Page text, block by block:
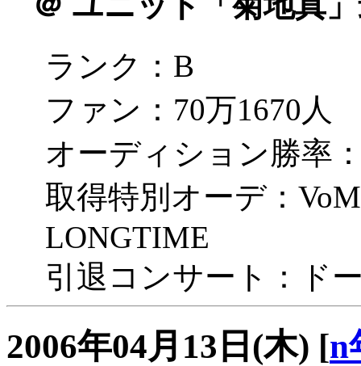
ランク：B
ファン：70万1670人
オーディション勝率
取得特別オーデ：
LONGTIME
引退コンサート：ド
2006年04月13日(木) [n